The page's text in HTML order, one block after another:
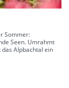
Sommer:
Seen. Umrahmt
Alpbachtal ein